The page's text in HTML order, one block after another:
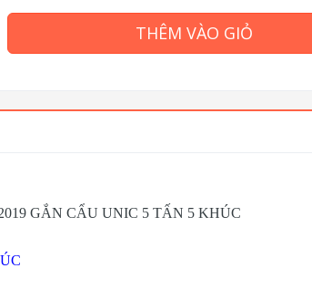
THÊM VÀO GIỎ
GẮN CẨU UNIC 5 TẤN 5 KHÚC